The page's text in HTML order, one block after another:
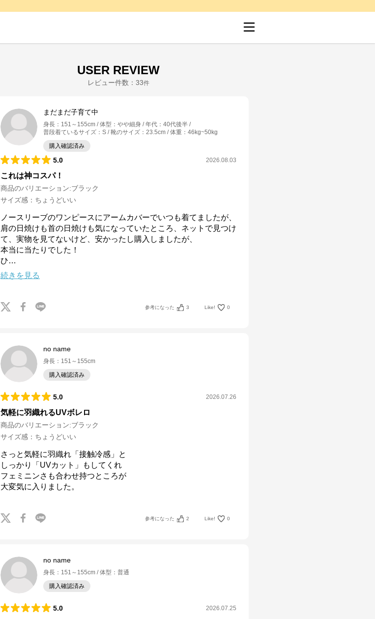
USER REVIEW
レビュー件数： 33件
まだまだ子育て中
身長 ： 151～155cm 体型 ： やや細身 年代 ： 40代後半
普段着ているサイズ ： S 靴のサイズ ： 23.5cm 体重 ： 46kg~50kg
購入確認済み
5.0 2026.08.03
これは神コスパ！
商品のバリエーション:ブラック
サイズ感 ： ちょうどいい
ノースリーブのワンピースにアームカバーでいつも着てましたが、
肩の日焼けも首の日焼けも気になっていたところ、ネットで見つけ
て、実物を見てないけど、安かったし購入しましたが、
本当に当たりでした！
ひ…
続きを見る
参考になった 3 Like! 0
no name
身長 ： 151～155cm
購入確認済み
5.0 2026.07.26
気軽に羽織れるUVボレロ
商品のバリエーション:ブラック
サイズ感 ： ちょうどいい
さっと気軽に羽織れ「接触冷感」と
しっかり「UVカット」もしてくれ
フェミニンさも合わせ持つところが
大変気に入りました。
参考になった 2 Like! 0
no name
身長 ： 151～155cm 体型 ： 普通
購入確認済み
5.0 2026.07.25